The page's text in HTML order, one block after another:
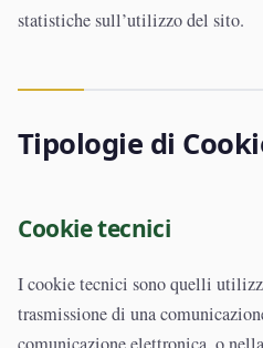
statistiche sull’utilizzo del sito.
Tipologie di
Cookie tecnici
I cookie tecnici sono quelli
trasmissione di una
comunicazione elettronica, o